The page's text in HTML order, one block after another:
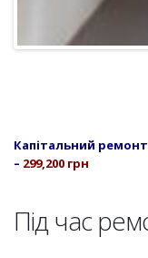
Капітальний
– 299,200 грн
Під час